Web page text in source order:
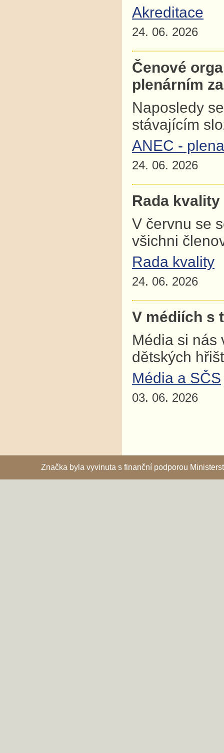
Akreditace
24. 06. 2026
Čenové
plenárním
Naposledy
stávajícím
ANEC -
24. 06. 2026
Rada
V červnu se
všichni
Rada kvality
24. 06. 2026
V médiích s
Média si nás
dětských
Média a SČS
03. 06. 2026
Značka byla vyvinuta s finanční podporou